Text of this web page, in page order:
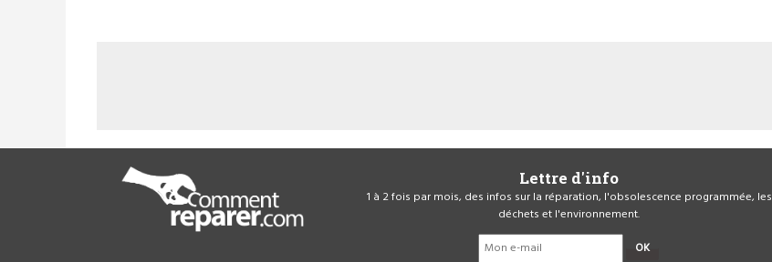
Lettre d'info
1 à 2 fois par mois, des infos sur la réparation, l'obsolescence programmée, les
déchets et l'environnement.
OK